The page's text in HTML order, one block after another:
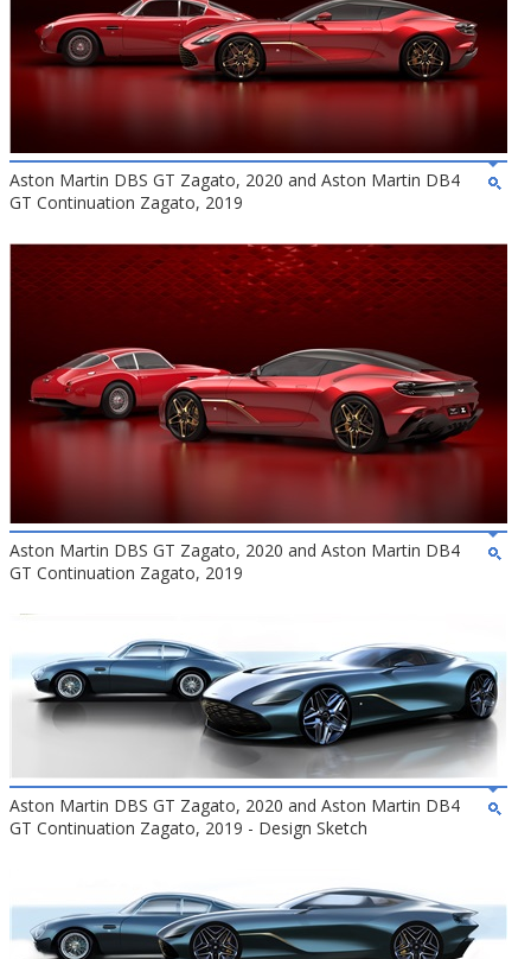
Aston Martin DBS GT Zagato, 2020 and Aston Martin DB4
GT Continuation Zagato, 2019
Aston Martin DBS GT Zagato, 2020 and Aston Martin DB4
GT Continuation Zagato, 2019
Aston Martin DBS GT Zagato, 2020 and Aston Martin DB4
GT Continuation Zagato, 2019 - Design Sketch